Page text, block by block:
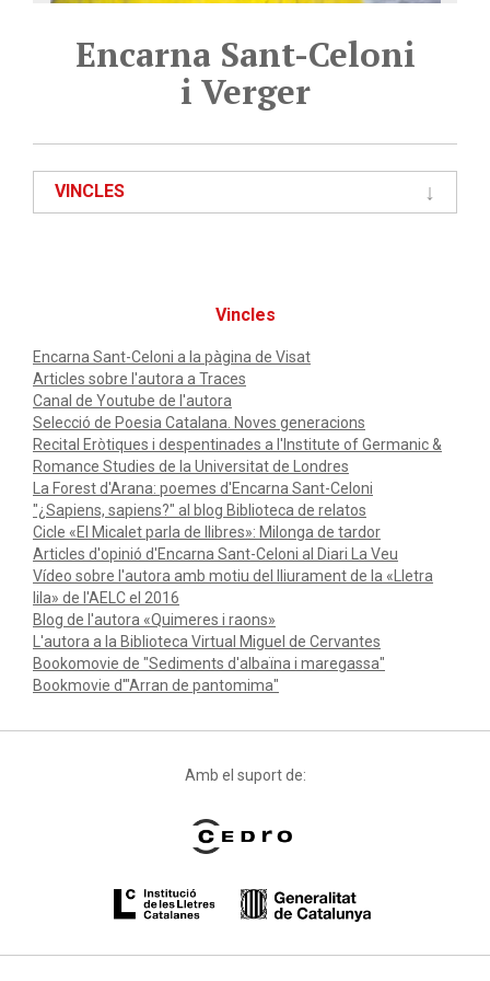
Encarna Sant-Celoni
i Verger
VINCLES
Vincles
Encarna Sant-Celoni a la pàgina de Visat
Articles sobre l'autora a Traces
Canal de Youtube de l'autora
Selecció de Poesia Catalana. Noves generacions
Recital Eròtiques i despentinades a l'Institute of Germanic &
Romance Studies de la Universitat de Londres
La Forest d'Arana: poemes d'Encarna Sant-Celoni
"¿Sapiens, sapiens?" al blog Biblioteca de relatos
Cicle «El Micalet parla de llibres»: Milonga de tardor
Articles d'opinió d'Encarna Sant-Celoni al Diari La Veu
Vídeo sobre l'autora amb motiu del lliurament de la «Lletra
lila» de l'AELC el 2016
Blog de l'autora «Quimeres i raons»
L'autora a la Biblioteca Virtual Miguel de Cervantes
Bookomovie de "Sediments d'albaïna i maregassa"
Bookmovie d'"Arran de pantomima"
Amb el suport de: